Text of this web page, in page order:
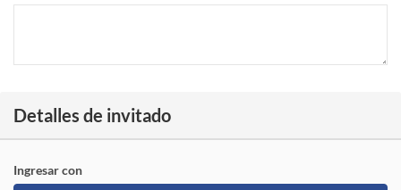
Detalles de invitado
Ingresar con